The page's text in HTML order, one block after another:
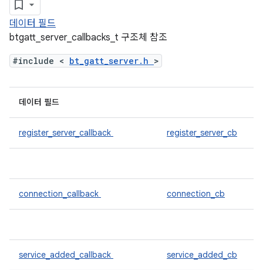
데이터 필드
btgatt_server_callbacks_t 구조체 참조
#include < bt_gatt_server.h >
데이터 필드
register_server_callback register_server_cb
connection_callback connection_cb
service_added_callback service_added_cb